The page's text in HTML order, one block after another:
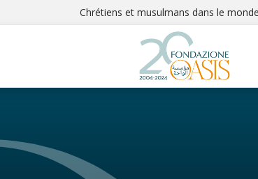
Chrétiens et musulmans dans le